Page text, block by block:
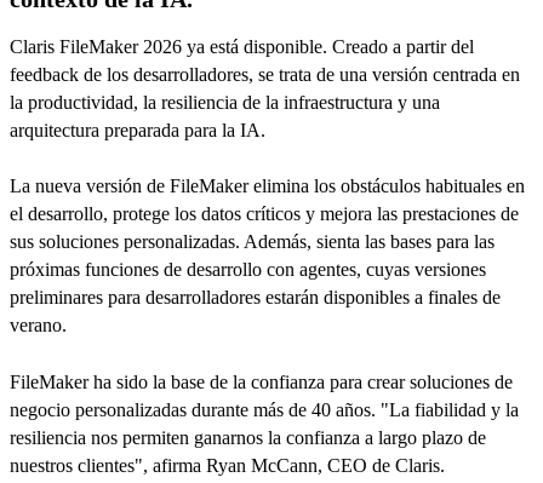
Claris FileMaker 2026 ya está disponible. Creado a partir del
feedback de los desarrolladores, se trata de una versión centrada en
la productividad, la resiliencia de la infraestructura y una
arquitectura preparada para la IA.
La nueva versión de FileMaker elimina los obstáculos habituales en
el desarrollo, protege los datos críticos y mejora las prestaciones de
sus soluciones personalizadas. Además, sienta las bases para las
próximas funciones de desarrollo con agentes, cuyas versiones
preliminares para desarrolladores estarán disponibles a finales de
verano.
FileMaker ha sido la base de la confianza para crear soluciones de
negocio personalizadas durante más de 40 años. "La fiabilidad y la
resiliencia nos permiten ganarnos la confianza a largo plazo de
nuestros clientes", afirma Ryan McCann, CEO de Claris.